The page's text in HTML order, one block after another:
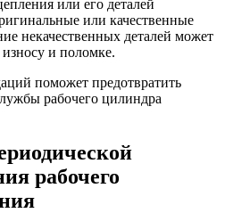
или его деталей
или качественные
некачественных деталей может
и поломке.
поможет предотвратить
рабочего цилиндра
рабочего